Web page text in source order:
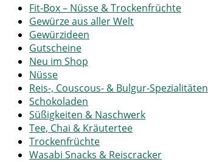
Fit-Box – Nüsse & Trockenfrüchte
Gewürze aus aller Welt
Gewürzideen
Gutscheine
Neu im Shop
Nüsse
Reis-, Couscous- & Bulgur-Spezialitäten
Schokoladen
Süßigkeiten & Naschwerk
Tee, Chai & Kräutertee
Trockenfrüchte
Wasabi Snacks & Reiscracker